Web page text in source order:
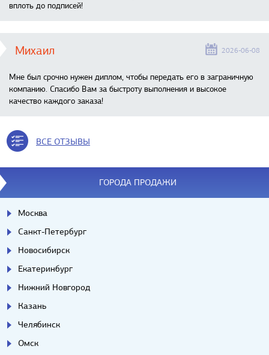
вплоть до подписей!
Михаил 2026-06-08
Мне был срочно нужен диплом, чтобы передать его в заграничную
компанию. Спасибо Вам за быстроту выполнения и высокое
качество каждого заказа!
ВСЕ ОТЗЫВЫ
ГОРОДА ПРОДАЖИ
Москва
Санкт-Петербург
Новосибирск
Екатеринбург
Нижний Новгород
Казань
Челябинск
Омск